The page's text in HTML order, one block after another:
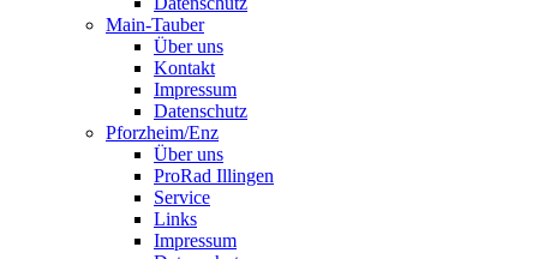
Main-Tauber
Über uns
Kontakt
Impressum
Datenschutz
Pforzheim/Enz
Über uns
ProRad Illingen
Service
Links
Impressum